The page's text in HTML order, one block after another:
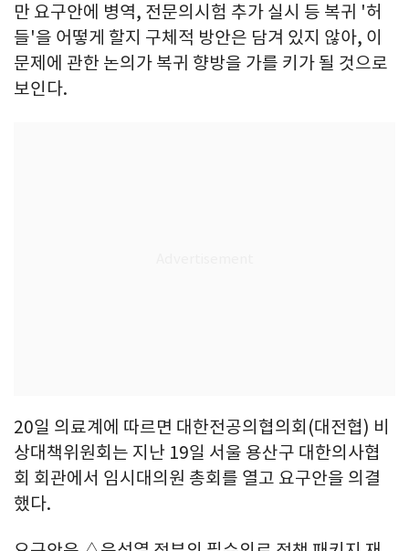
만 요구안에 병역, 전문의시험 추가 실시 등 복귀 '허
들'을 어떻게 할지 구체적 방안은 담겨 있지 않아, 이
문제에 관한 논의가 복귀 향방을 가를 키가 될 것으로
보인다.
20일 의료계에 따르면 대한전공의협의회(대전협) 비
상대책위원회는 지난 19일 서울 용산구 대한의사협
회 회관에서 임시대의원 총회를 열고 요구안을 의결
했다.